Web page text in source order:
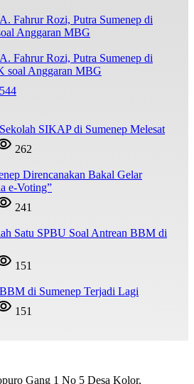
Fahrur Rozi, Putra Sumenep di
soal Anggaran MBG
544
SIKAP di Sumenep Melesat
262
Direncanakan Bakal Gelar
e-Voting”
241
Satu SPBU Soal Antrean BBM di
151
di Sumenep Terjadi Lagi
151
Gang 1 No 5 Desa Kolor,